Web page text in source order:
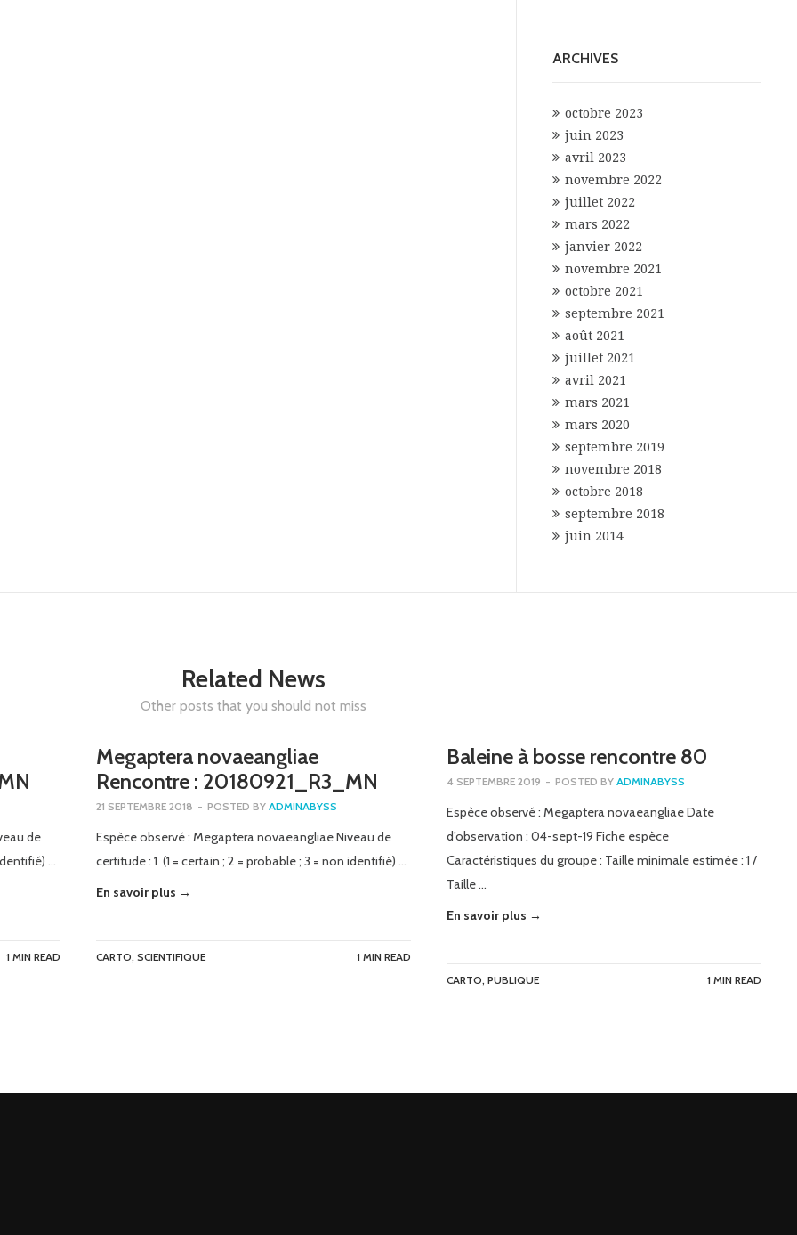
ARCHIVES
octobre 2023
juin 2023
avril 2023
novembre 2022
juillet 2022
mars 2022
janvier 2022
novembre 2021
octobre 2021
septembre 2021
août 2021
juillet 2021
avril 2021
mars 2021
mars 2020
septembre 2019
novembre 2018
octobre 2018
septembre 2018
juin 2014
Related News
Other posts that you should not miss
de
…
1 MIN READ
Megaptera novaeangliae
Rencontre : 20180921_R3_MN
21 SEPTEMBRE 2018 - POSTED BY ADMINABYSS
Espèce observé : Megaptera novaeangliae Niveau de
certitude : 1 (1 = certain ; 2 = probable ; 3 = non identifié) …
En savoir plus →
CARTO, SCIENTIFIQUE 1 MIN READ
Baleine à bosse rencontre 80
4 SEPTEMBRE 2019 - POSTED BY ADMINABYSS
Espèce observé : Megaptera novaeangliae Date
d’observation : 04-sept-19 Fiche espèce
Caractéristiques du groupe : Taille minimale estimée : 1 /
Taille …
En savoir plus →
CARTO, PUBLIQUE 1 MIN READ